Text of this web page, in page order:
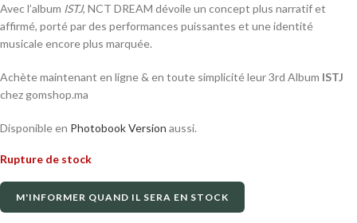
Avec l’album ISTJ, NCT DREAM dévoile un concept plus narratif et
affirmé, porté par des performances puissantes et une identité
musicale encore plus marquée.
Achète maintenant en ligne & en toute simplicité leur 3rd Album ISTJ
chez gomshop.ma
Disponible en Photobook Version aussi.
Rupture de stock
M'INFORMER QUAND IL SERA EN STOCK